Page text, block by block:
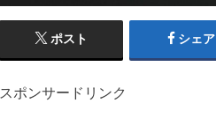
ポスト シェア
スポンサードリンク